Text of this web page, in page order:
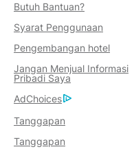
Butuh Bantuan?
Syarat Penggunaan
Pengembangan hotel
Jangan Menjual Informasi
Pribadi Saya
AdChoices
Tanggapan
Tanggapan
Keuntungan
Kami
Jaminan Harga
Kami menjanjikan
yang tersedia
lima kali lipat poin
hingga